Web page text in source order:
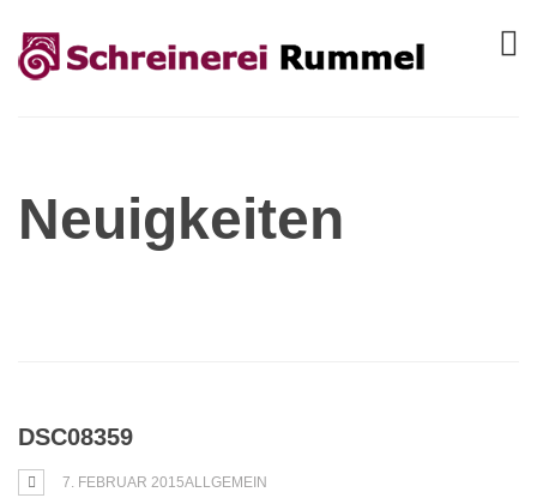
Neuigkeiten
DSC08359
7. FEBRUAR 2015ALLGEMEIN